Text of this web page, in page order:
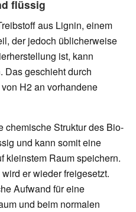
flüssig
aus Lignin, einem
der jedoch üblicherweise
ist, kann
Das geschieht durch
H2 an vorhandene
chemische Struktur des Bio-
und kann somit eine
kleinstem Raum speichern.
er wieder freigesetzt.
Aufwand für eine
und beim normalen